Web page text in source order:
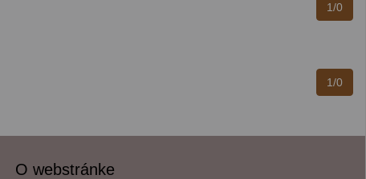
1/0
1/0
O webstránke